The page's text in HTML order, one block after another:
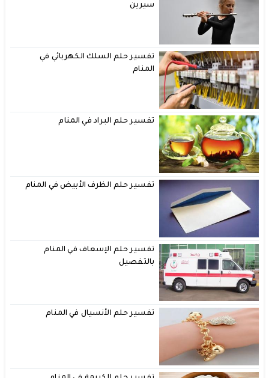
سيرين
تفسير حلم السلك الكهربائي في
المنام
تفسير حلم البراد في المنام
تفسير حلم الظرف الأبيض في المنام
تفسير حلم الإسعاف في المنام
بالتفصيل
تفسير حلم الأنسيال في المنام